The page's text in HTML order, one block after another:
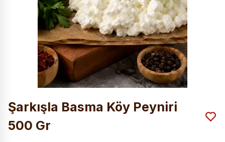
Şarkışla Basma Köy Peyniri
500 Gr